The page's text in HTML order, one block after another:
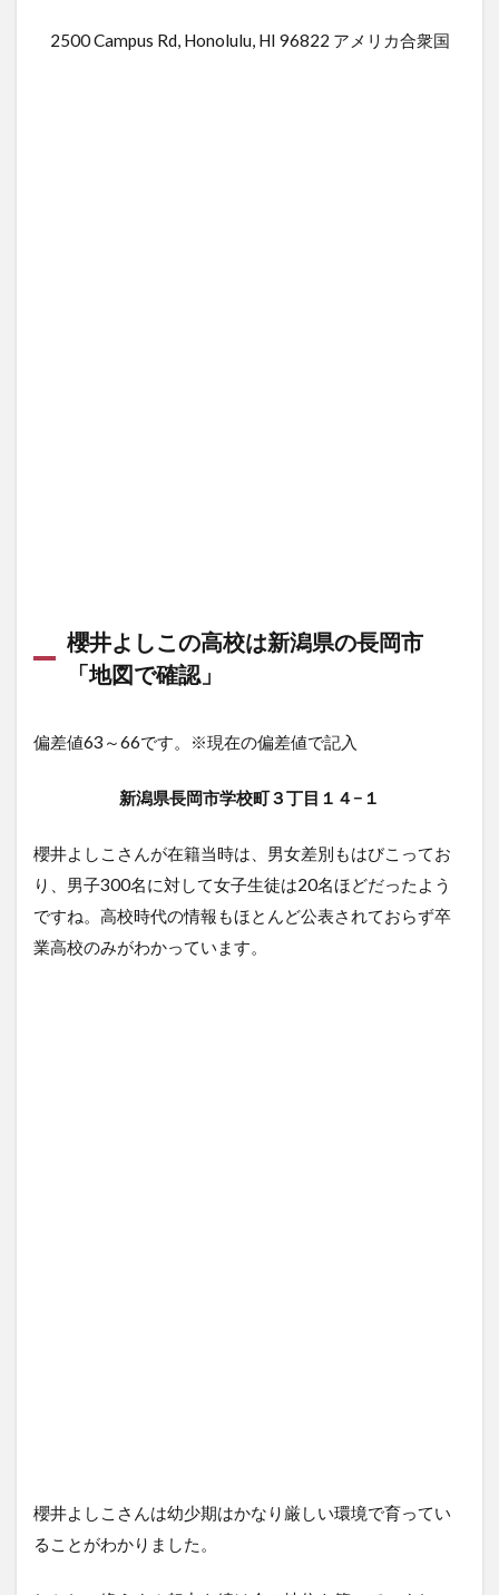
2500 Campus Rd, Honolulu, HI 96822 アメリカ合衆国
櫻井よしこの高校は新潟県の長岡市
「地図で確認」
偏差値63～66です。※現在の偏差値で記入
新潟県長岡市学校町３丁目１４−１
櫻井よしこさんが在籍当時は、男女差別もはびこってお
り、男子300名に対して女子生徒は20名ほどだったよう
ですね。高校時代の情報もほとんど公表されておらず卒
業高校のみがわかっています。
櫻井よしこさんは幼少期はかなり厳しい環境で育ってい
ることがわかりました。